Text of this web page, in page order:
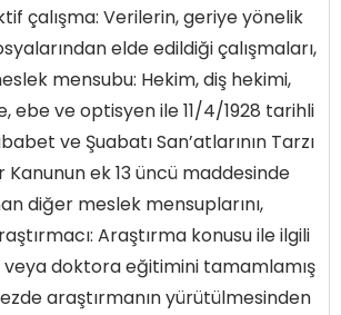
çalışma: Verilerin, geriye yönelik
elde edildiği çalışmaları,
mensubu: Hekim, diş hekimi,
ebe ve optisyen ile 11/4/1928 tarihli
ve Şuabatı San’atlarının Tarzı
Kanunun ek 13 üncü maddesinde
diğer meslek mensuplarını,
Araştırma konusu ile ilgili
veya doktora eğitimini tamamlamış
araştırmanın yürütülmesinden